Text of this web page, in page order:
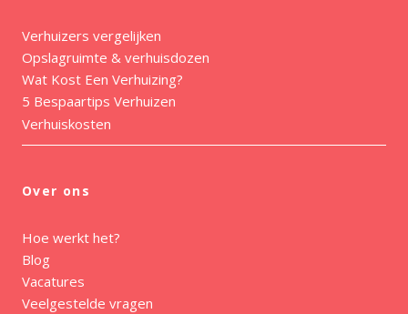
Verhuizers vergelijken
Opslagruimte & verhuisdozen
Wat Kost Een Verhuizing?
5 Bespaartips Verhuizen
Verhuiskosten
Over ons
Hoe werkt het?
Blog
Vacatures
Veelgestelde vragen